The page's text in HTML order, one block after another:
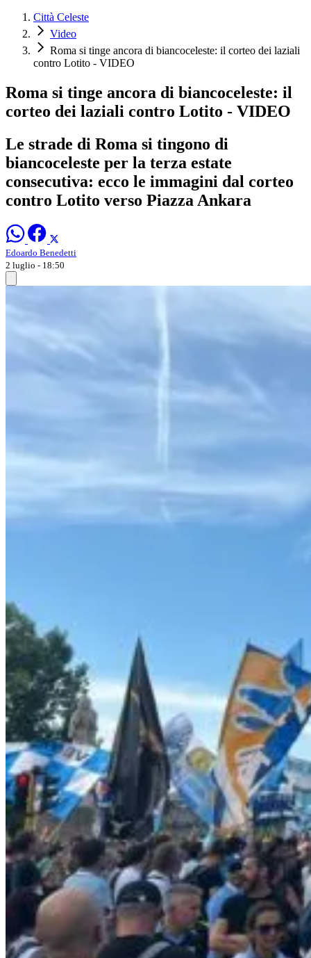
Città Celeste
Video
Roma si tinge ancora di biancoceleste: il corteo dei laziali
contro Lotito - VIDEO
Roma si tinge ancora di biancoceleste: il
corteo dei laziali contro Lotito - VIDEO
Le strade di Roma si tingono di
biancoceleste per la terza estate
consecutiva: ecco le immagini dal corteo
contro Lotito verso Piazza Ankara
Edoardo Benedetti
2 luglio - 18:50